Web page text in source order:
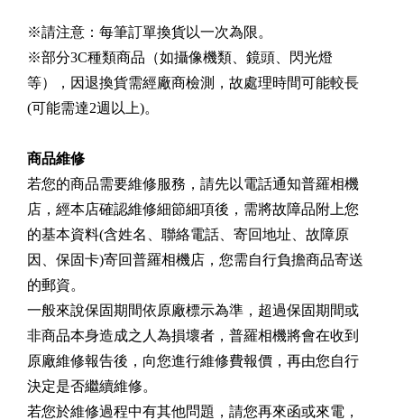
※請注意：每筆訂單換貨以一次為限。
※部分3C種類商品（如攝像機類、鏡頭、閃光燈
等），因退換貨需經廠商檢測，故處理時間可能較長
(可能需達2週以上)。
商品維修
若您的商品需要維修服務，請先以電話通知普羅相機
店，經本店確認維修細節細項後，需將故障品附上您
的基本資料(含姓名、聯絡電話、寄回地址、故障原
因、保固卡)寄回普羅相機店，您需自行負擔商品寄送
的郵資。
一般來說保固期間依原廠標示為準，超過保固期間或
非商品本身造成之人為損壞者，普羅相機將會在收到
原廠維修報告後，向您進行維修費報價，再由您自行
決定是否繼續維修。
若您於維修過程中有其他問題，請您再來函或來電，